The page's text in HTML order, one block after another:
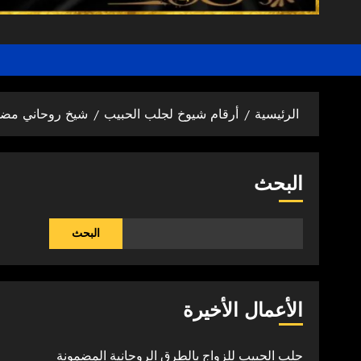
الرئيسية أرقام شيوخ لجلب الحبيب شيخ روحاني
البحث
البحث
الأعمال الأخيرة
جلب الحبيب للزواج بالطرق الروحانية المضمونة